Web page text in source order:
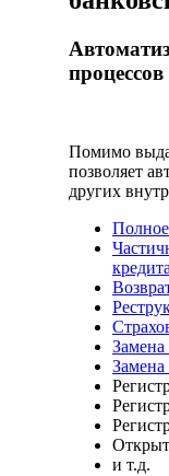
процессов
Помимо
позволяет
других
Замена
Замена
и т.д.